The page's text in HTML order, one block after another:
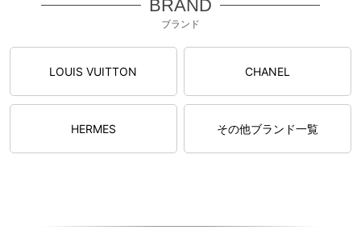
BRAND
ブランド
LOUIS VUITTON CHANEL
HERMES その他ブランド一覧